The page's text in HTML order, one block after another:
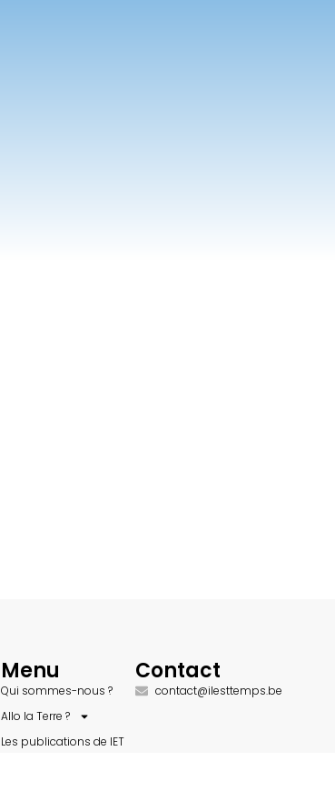
Menu
Qui sommes-nous ?
Allo la Terre ?
Les publications de IET
Contact
contact@ilesttemps.be